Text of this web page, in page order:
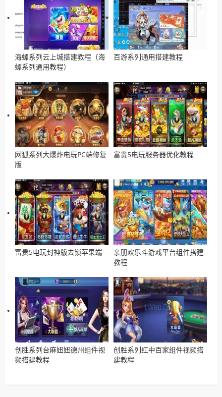
海螺系列云上城搭建教程（海
螺系列通用教程）
百游系列通用搭建教程
网狐系列大爆炸电玩PC端修复
版
富贵5电玩服务器优化教程
富贵5电玩封神版去锁苹果端
亲朋欢乐斗游戏平台组件搭建
教程
创胜系列台麻妞妞德州组件视
频搭建教程
创胜系列红中百家组件视频搭
建教程